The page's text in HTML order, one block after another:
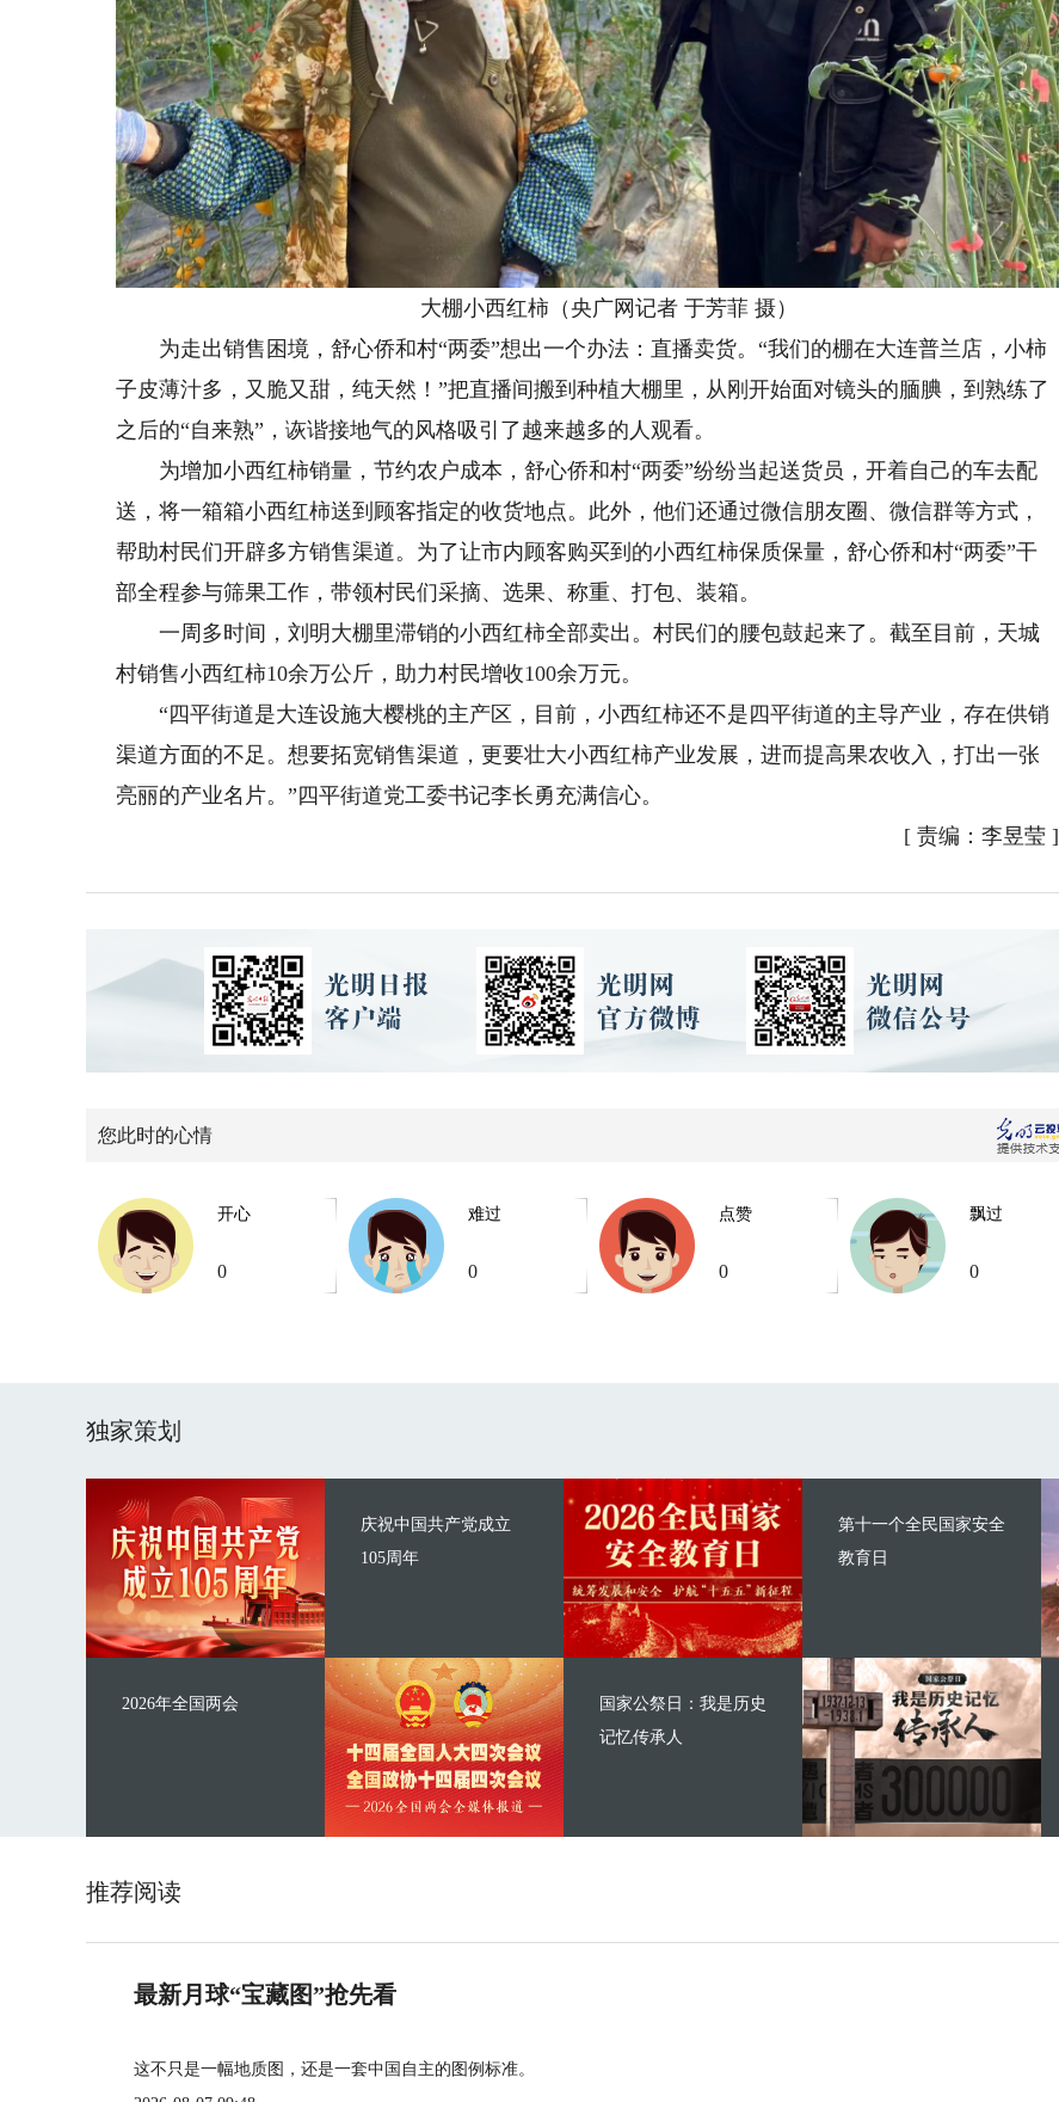
大棚小西红柿（央广网记者 于芳菲 摄）
为走出销售困境，舒心侨和村“两委”想出一个办法：直播卖货。“我们的棚在大连普兰店，小柿
子皮薄汁多，又脆又甜，纯天然！”把直播间搬到种植大棚里，从刚开始面对镜头的腼腆，到熟练了
之后的“自来熟”，诙谐接地气的风格吸引了越来越多的人观看。
为增加小西红柿销量，节约农户成本，舒心侨和村“两委”纷纷当起送货员，开着自己的车去配
送，将一箱箱小西红柿送到顾客指定的收货地点。此外，他们还通过微信朋友圈、微信群等方式，
帮助村民们开辟多方销售渠道。为了让市内顾客购买到的小西红柿保质保量，舒心侨和村“两委”干
部全程参与筛果工作，带领村民们采摘、选果、称重、打包、装箱。
一周多时间，刘明大棚里滞销的小西红柿全部卖出。村民们的腰包鼓起来了。截至目前，天城
村销售小西红柿10余万公斤，助力村民增收100余万元。
“四平街道是大连设施大樱桃的主产区，目前，小西红柿还不是四平街道的主导产业，存在供销
渠道方面的不足。想要拓宽销售渠道，更要壮大小西红柿产业发展，进而提高果农收入，打出一张
亮丽的产业名片。”四平街道党工委书记李长勇充满信心。
[ 责编：李昱莹]
您此时的心情
开心
0
难过
0
点赞
0
飘过
0
独家策划
庆祝中国共产党成立
105周年
2026年全国两会
第十一个全民国家安全
教育日
国家公祭日：我是历史
记忆传承人
推荐阅读
最新月球“宝藏图”抢先看
这不只是一幅地质图，还是一套中国自主的图例标准。